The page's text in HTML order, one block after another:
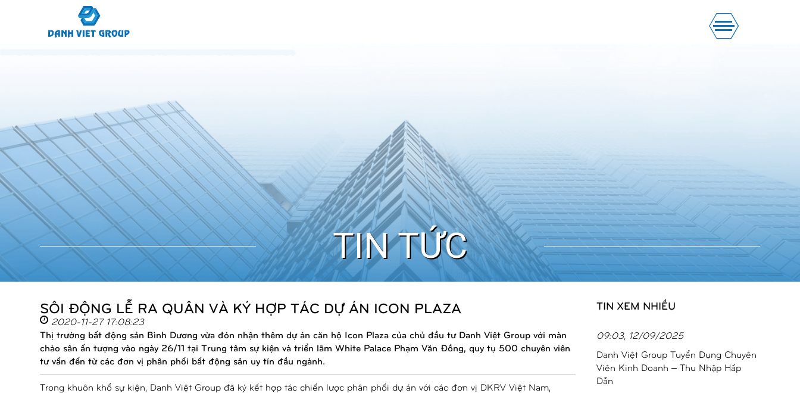
TIN TỨC
SÔI ĐỘNG LỄ RA QUÂN VÀ KÝ HỢP TÁC DỰ ÁN ICON PLAZA
2020-11-27 17:08:23
Thị trường bất động sản Bình Dương vừa đón nhận thêm dự án căn hộ Icon Plaza của chủ đầu tư Danh Việt Group với màn
chào sân ấn tượng vào ngày 26/11 tại Trung tâm sự kiện và triển lãm White Palace Phạm Văn Đồng, quy tụ 500 chuyên viên
tư vấn đến từ các đơn vị phân phối bất động sản uy tín đầu ngành.
Trong khuôn khổ sự kiện, Danh Việt Group đã ký kết hợp tác chiến lược phân phối dự án với các đơn vị DKRV Việt Nam,
TIN XEM NHIỀU
09:03, 12/09/2025
Danh Việt Group Tuyển Dụng Chuyên
Viên Kinh Doanh – Thu Nhập Hấp
Dẫn